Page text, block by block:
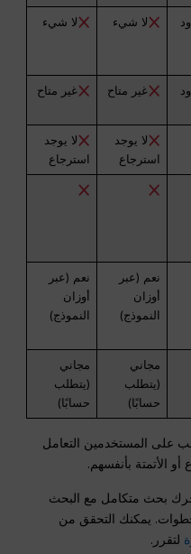
لا شيء لا شيء
غير متاح غير متاح
لا يوجد
استرجاع
لا يوجد
استرجاع
نعم (عبر
أوزان
النموذج)
نعم (عبر
أوزان
النموذج)
مجاني
(يتطلب
حسابًا)
مجاني
(يتطلب
حسابًا)
على المستخدمين التعامل
الأتمتة بأنفسهم.
بحث متكامل مع البحث
يمكنك التحقق من
لتقرر.